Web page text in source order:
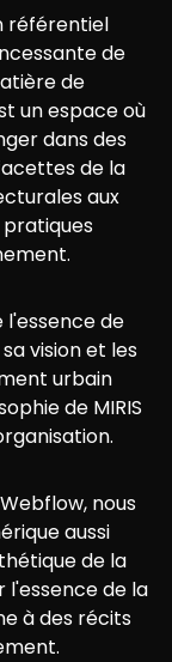
référentiel
de
de
un espace où
dans des
de la
aux
l'essence de
vision et les
urbain
de MIRIS
nous
aussi
de la
de la
à des récits